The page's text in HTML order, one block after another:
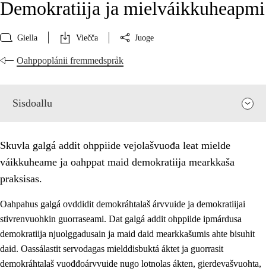
Demokratiija ja mielváikkuheapmi
Giella Viečča Juoge
Oahppoplánii fremmedspråk
Sisdoallu
1. Oahpahusa árvovuođđu
Skuvla galgá addit ohppiide vejolašvuođa leat mielde
váikkuheame ja oahppat maid demokratiija mearkkaša
praksisas.
Oahpahus galgá ovddidit demokráhtalaš árvvuide ja demokratiijai
stivrenvuohkin guorraseami. Dat galgá addit ohppiide ipmárdusa
demokratiija njuolggadusain ja maid daid mearkkašumis ahte bisuhit
daid. Oassálastit servodagas mielddisbuktá áktet ja guorrasit
demokráhtalaš vuođđoárvvuide nugo lotnolas ákten, gierdevašvuohta,